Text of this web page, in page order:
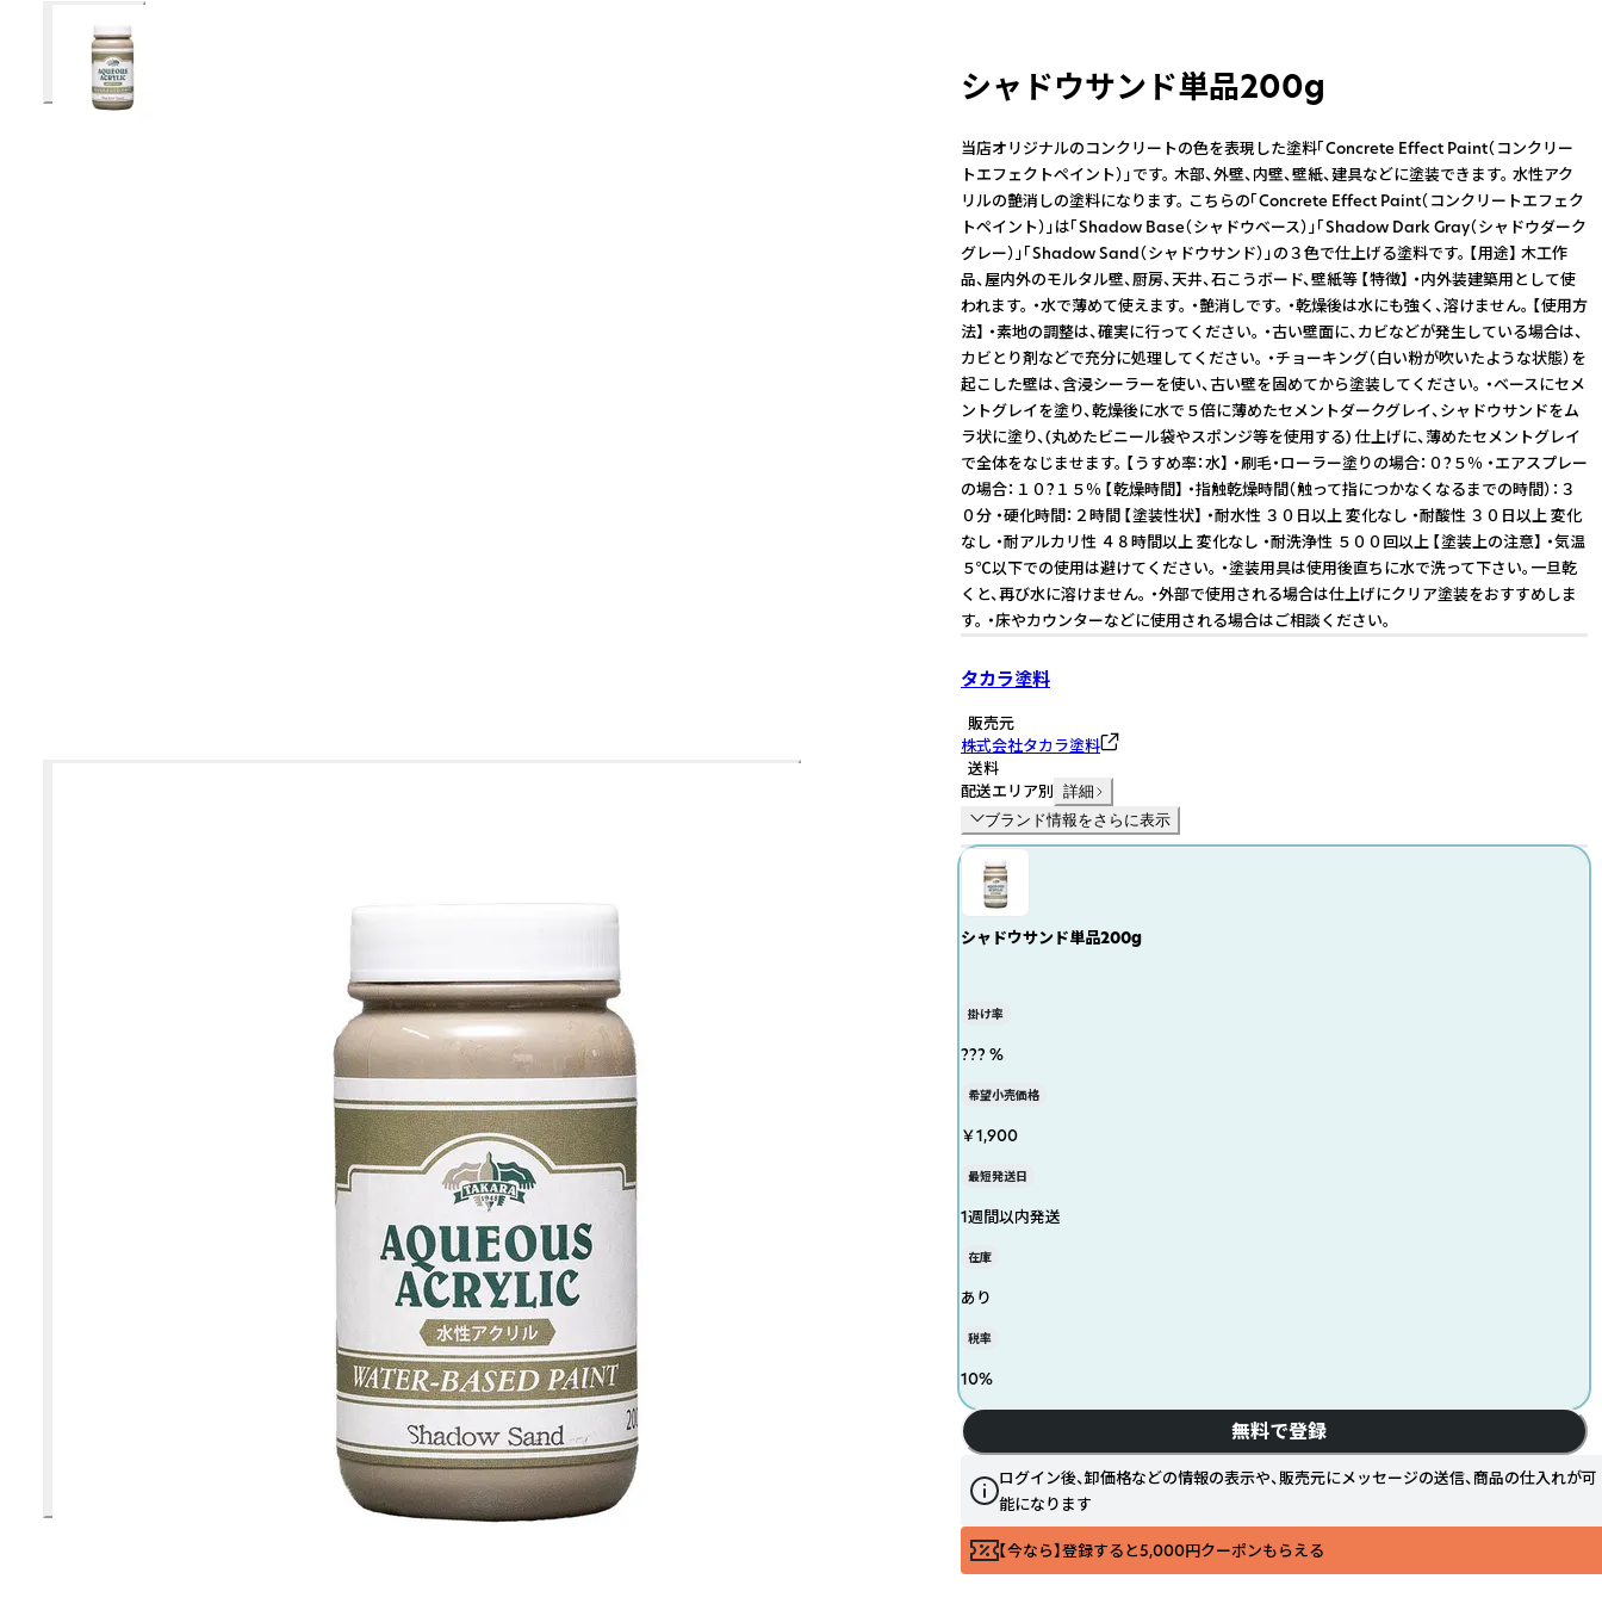
シャドウサンド単品200g
当店オリジナルのコンクリートの色を表現した塗料「Concrete Effect Paint（コンクリー
トエフェクトペイント）」です。 木部、外壁、内壁、壁紙、建具などに塗装できます。 水性アク
リルの艶消しの塗料になります。 こちらの「Concrete Effect Paint（コンクリートエフェク
トペイント）」は「Shadow Base（シャドウベース）」「Shadow Dark Gray（シャドウダーク
グレー）」「Shadow Sand（シャドウサンド）」の３色で仕上げる塗料です。 【用途】 木工作
品、屋内外のモルタル壁、厨房、天井、石こうボード、壁紙等 【特徴】 ・内外装建築用として使
われます。 ・水で薄めて使えます。 ・艶消しです。 ・乾燥後は水にも強く、溶けません。 【使用方
法】 ・素地の調整は、確実に行ってください。 ・古い壁面に、カビなどが発生している場合は、
カビとり剤などで充分に処理してください。 ・チョーキング（白い粉が吹いたような状態）を
起こした壁は、含浸シーラーを使い、古い壁を固めてから塗装してください。 ・ベースにセメ
ントグレイを塗り、乾燥後に水で５倍に薄めたセメントダークグレイ、シャドウサンドをム
ラ状に塗り、(丸めたビニール袋やスポンジ等を使用する) 仕上げに、薄めたセメントグレイ
で全体をなじませます。 【うすめ率：水】 ・刷毛・ローラー塗りの場合：０?５％ ・エアスプレー
の場合：１０?１５％ 【乾燥時間】 ・指触乾燥時間（触って指につかなくなるまでの時間）：３
０分 ・硬化時間：２時間 【塗装性状】 ・耐水性 ３０日以上 変化なし ・耐酸性 ３０日以上 変化
なし ・耐アルカリ性 ４８時間以上 変化なし ・耐洗浄性 ５００回以上 【塗装上の注意】 ・気温
５℃以下での使用は避けてください。 ・塗装用具は使用後直ちに水で洗って下さい。一旦乾
くと、再び水に溶けません。 ・外部で使用される場合は仕上げにクリア塗装をおすすめしま
す。 ・床やカウンターなどに使用される場合はご相談ください。
タカラ塗料
販売元
株式会社タカラ塗料
送料
配送エリア別 詳細
ブランド情報をさらに表示
シャドウサンド単品200g
掛け率
??? %
希望小売価格
￥1,900
最短発送日
1週間以内発送
在庫
あり
税率
10%
無料で登録
ログイン後、卸価格などの情報の表示や、販売元にメッセージの送信、商品の仕入れが可
能になります
【今なら】登録すると5,000円クーポンもらえる